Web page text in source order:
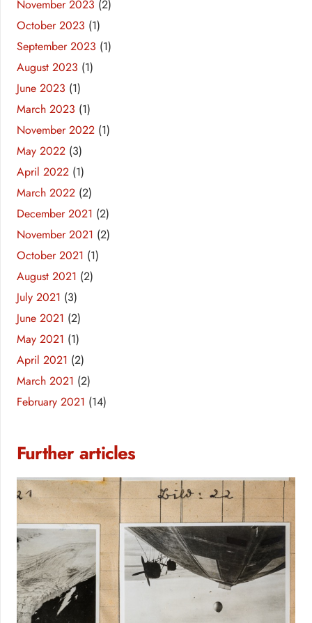
November 2023 (2)
October 2023 (1)
September 2023 (1)
August 2023 (1)
June 2023 (1)
March 2023 (1)
November 2022 (1)
May 2022 (3)
April 2022 (1)
March 2022 (2)
December 2021 (2)
November 2021 (2)
October 2021 (1)
August 2021 (2)
July 2021 (3)
June 2021 (2)
May 2021 (1)
April 2021 (2)
March 2021 (2)
February 2021 (14)
Further articles